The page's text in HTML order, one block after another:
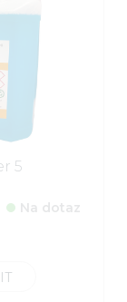
5
Na dotaz